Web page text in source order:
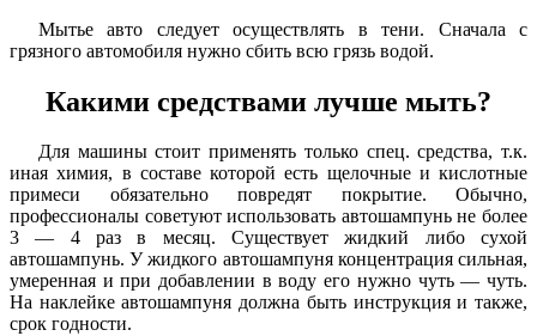
Мытье авто следует осуществлять в тени. Сначала с
грязного автомобиля нужно сбить всю грязь водой.
Какими средствами лучше мыть?
Для машины стоит применять только спец. средства, т.к.
иная химия, в составе которой есть щелочные и кислотные
примеси обязательно повредят покрытие. Обычно,
профессионалы советуют использовать автошампунь не более
3 — 4 раз в месяц. Существует жидкий либо сухой
автошампунь. У жидкого автошампуня концентрация сильная,
умеренная и при добавлении в воду его нужно чуть — чуть.
На наклейке автошампуня должна быть инструкция и также,
срок годности.